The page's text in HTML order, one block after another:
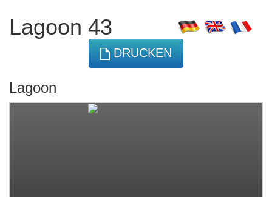
Lagoon 43
DRUCKEN
Lagoon